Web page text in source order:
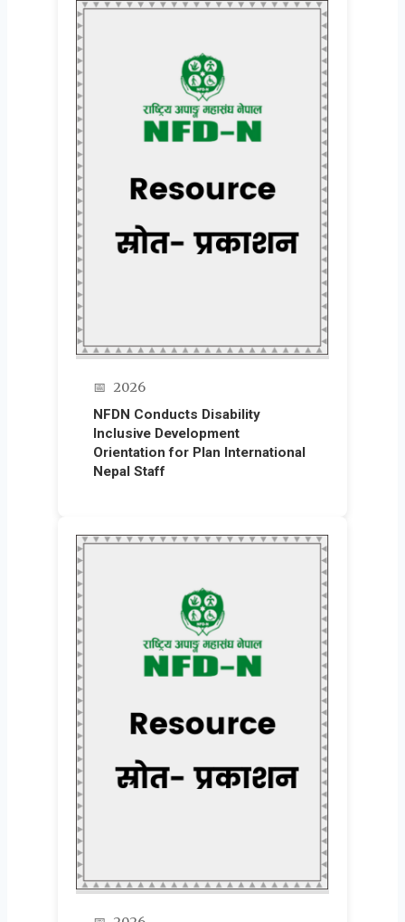
📅 2026
NFDN Conducts Disability
Inclusive Development
Orientation for Plan International
Nepal Staff